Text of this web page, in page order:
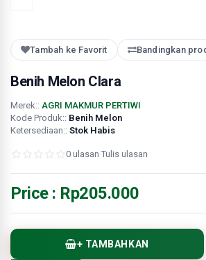
Tambah ke Favorit Bandingkan
Benih Melon Clara
Merek:: AGRI MAKMUR PERTIWI
Kode Produk:: Benih Melon
Ketersediaan:: Stok Habis
0 ulasan Tulis ulasan
Price : Rp205.000
+ TAMBAHKAN